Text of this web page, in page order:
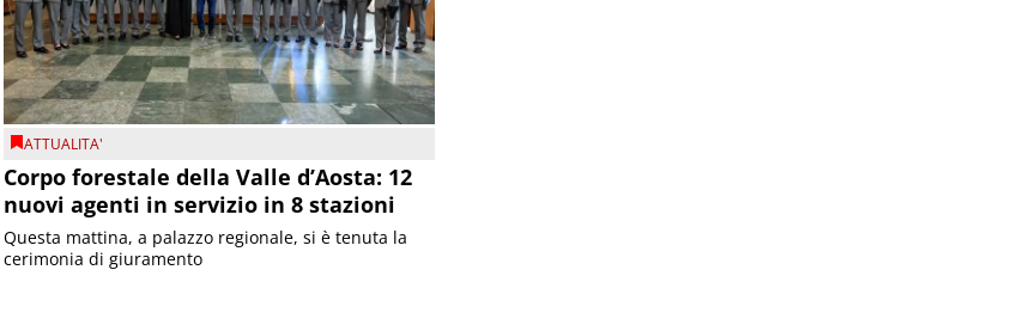
ATTUALITA'
Corpo forestale della Valle d’Aosta: 12
nuovi agenti in servizio in 8 stazioni
Questa mattina, a palazzo regionale, si è tenuta la
cerimonia di giuramento